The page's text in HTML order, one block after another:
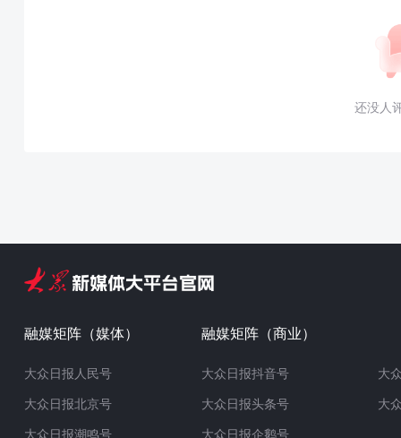
还没人
融媒矩阵（媒体）
大众日报人民号
大众日报北京号
大众日报潮鸣号
融媒矩阵（商业）
大众日报抖音号
大众日报头条号
大众日报企鹅号
大
大